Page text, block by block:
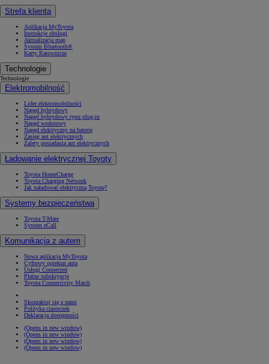
Strefa klienta
Aplikacja MyToyota
Instrukcje obsługi
Aktualizacja map
System Bluetooth®
Karty Ratownicze
Technologie
Technologie
Elektromobilność
Lider elektromobilności
Napęd hybrydowy
Napęd hybrydowy typu plug-in
Napęd wodorowy
Napęd elektryczny na baterię
Zasięg aut elektrycznych
Zalety posiadania aut elektrycznych
Ładowanie elektrycznej Toyoty
Toyota HomeCharge
Toyota Charging Network
Jak naładować elektryczną Toyotę?
Systemy bezpieczeństwa
Toyota T-Mate
System eCall
Komunikacja z autem
Nowa aplikacja MyToyota
Cyfrowy opiekun auta
Usługi Connected
Płatne subskrypcje
Toyota Connectivity Match
Skontaktuj się z nami
Polityka ciasteczek
Deklaracja dostępności
(Opens in new window)
(Opens in new window)
(Opens in new window)
(Opens in new window)